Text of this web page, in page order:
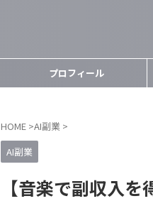
プロフィール
HOME >AI副業 >
AI副業
【音楽で副収入